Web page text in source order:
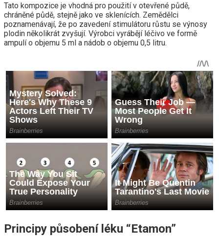
Tato kompozice je vhodná pro použití v otevřené půdě,
chráněné půdě, stejně jako ve sklenících. Zemědělci
poznamenávají, že po zavedení stimulátoru růstu se výnosy
plodin několikrát zvyšují. Výrobci vyrábějí léčivo ve formě
ampulí o objemu 5 ml a nádob o objemu 0,5 litru.
Principy působení léku “Etamon”